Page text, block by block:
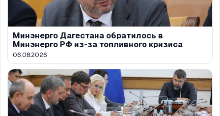
Минэнерго Дагестана обратилось в
Минэнерго РФ из-за топливного кризиса
06.08.2026